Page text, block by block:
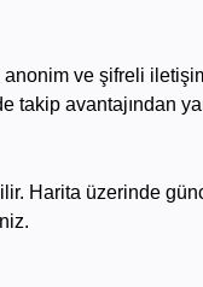
ve şifreli
avantajından
Harita üzerinde